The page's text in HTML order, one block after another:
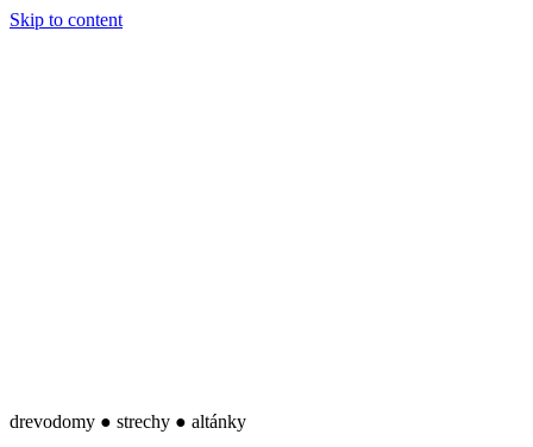
Skip to content
drevodomy ● strechy ● altánky